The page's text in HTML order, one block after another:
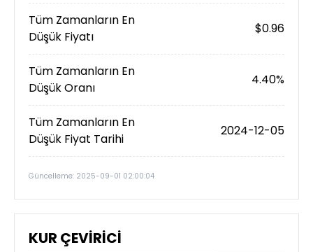
Tüm Zamanların En
Düşük Fiyatı
$0.96
Tüm Zamanların En
Düşük Oranı
4.40%
Tüm Zamanların En
Düşük Fiyat Tarihi
2024-12-05
Güncelleme: 2025-09-01 02:00:04
KUR ÇEVİRİCİ